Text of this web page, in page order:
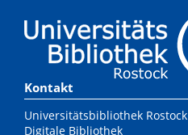
Kontakt
Universitätsbibliothek Rostock
Digitale Bibliothek